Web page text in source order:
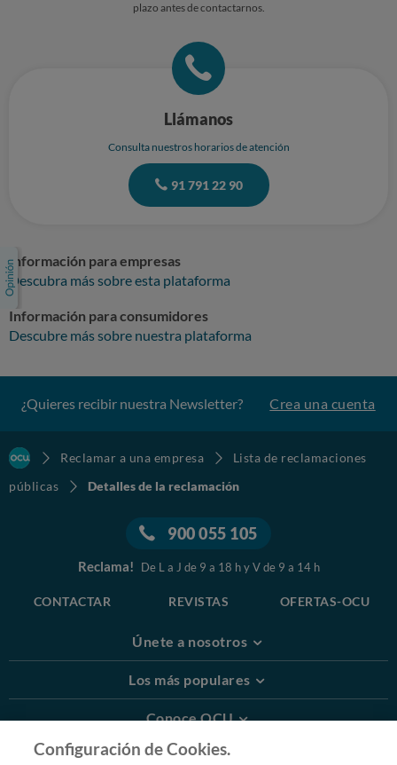
plazo antes de contactarnos.
Llámanos
Consulta nuestros horarios de atención
91 791 22 90
Información para empresas
Descubra más sobre esta plataforma
Información para consumidores
Descubre más sobre nuestra plataforma
¿Quieres recibir nuestra Newsletter? Crea una cuenta
Reclamar a una empresa
Lista de reclamaciones
públicas
Detalles de la reclamación
900 055 105
Reclama! De L a J de 9 a 18 h y V de 9 a 14 h
CONTACTAR REVISTAS OFERTAS-OCU
Únete a nosotros
Los más populares
Conoce OCU
Más Información
Configuración de Cookies.